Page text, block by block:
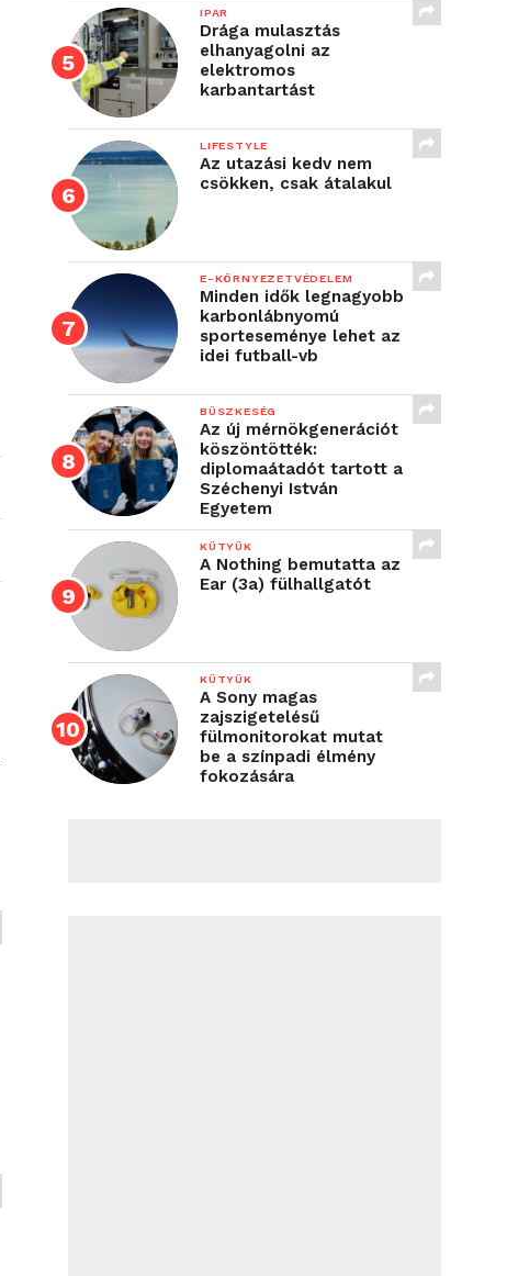
IPAR
Drága mulasztás
elhanyagolni az
elektromos
karbantartást
LIFESTYLE
Az utazási kedv nem
csökken, csak átalakul
E-KÖRNYEZETVÉDELEM
Minden idők legnagyobb
karbonlábnyomú
sporteseménye lehet az
idei futball-vb
BÜSZKESÉG
Az új mérnökgenerációt
köszöntötték:
diplomaátadót tartott a
Széchenyi István
Egyetem
KÜTYÜK
A Nothing bemutatta az
Ear (3a) fülhallgatót
KÜTYÜK
A Sony magas
zajszigetelésű
fülmonitorokat mutat
be a színpadi élmény
fokozására